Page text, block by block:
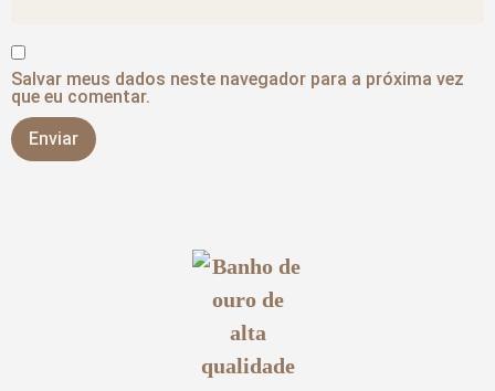
Salvar meus dados neste navegador para a próxima vez
que eu comentar.